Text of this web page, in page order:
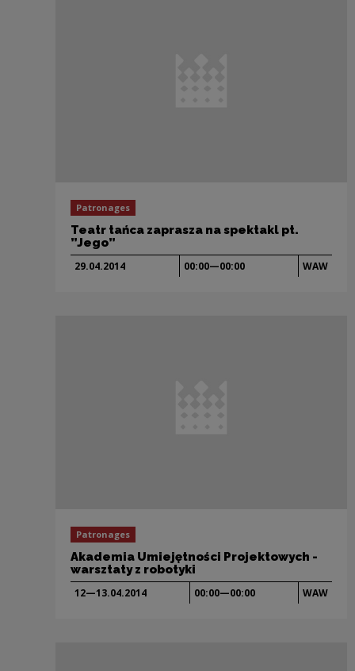
Patronages
Teatr tańca zaprasza na spektakl pt.
”Jego”
29.04.2014 00:00—00:00 WAW
Patronages
Akademia Umiejętności Projektowych -
warsztaty z robotyki
12—13.04.2014 00:00—00:00 WAW